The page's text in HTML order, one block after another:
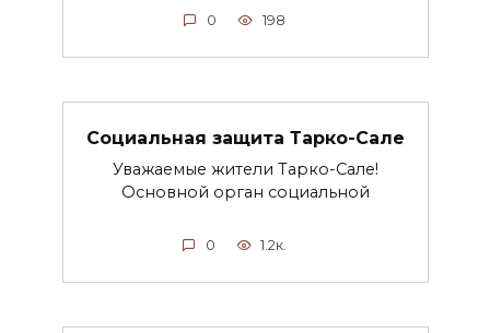
0 198
Социальная защита Тарко-Сале
Уважаемые жители Тарко-Сале!
Основной орган социальной
0 1.2к.